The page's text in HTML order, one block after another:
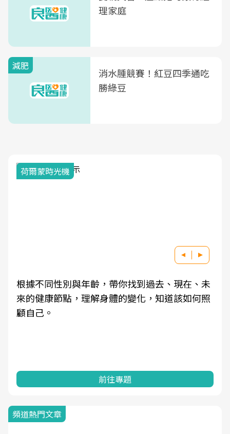
康照護生態圈
理家庭
減肥
消水腫競賽！紅豆四季通吃
勝綠豆
荷爾蒙時光機
根據不同性別與年齡，帶你找到過去、現在、未
來的健康節點，理解身體的變化，知道該如何照
顧自己。
前往專題
頻道熱門文章